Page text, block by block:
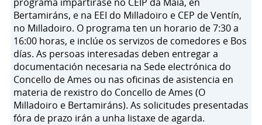
Bertamiráns, e na EEI do Milladoiro e CEP de Ventín,
no Milladoiro. O programa ten un horario de 7:30 a
16:00 horas, e inclúe os servizos de comedores e Bos
días. As persoas interesadas deben entregar a
documentación necesaria na Sede electrónica do
Concello de Ames ou nas oficinas de asistencia en
materia de rexistro do Concello de Ames (O
Milladoiro e Bertamiráns). As solicitudes presentadas
fóra de prazo irán a unha listaxe de agarda.